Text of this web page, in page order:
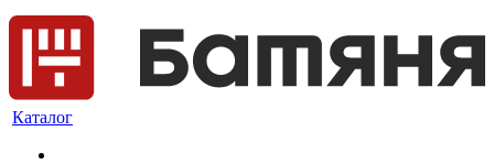
Каталог